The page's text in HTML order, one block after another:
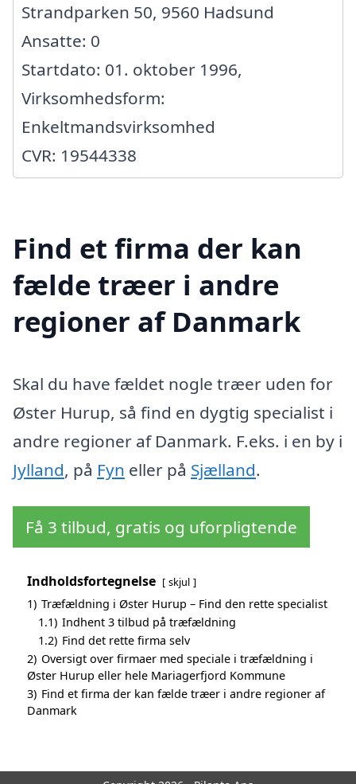
Strandparken 50, 9560 Hadsund
Ansatte: 0
Startdato: 01. oktober 1996,
Virksomhedsform:
Enkeltmandsvirksomhed
CVR: 19544338
Find et firma der kan
fælde træer i andre
regioner af Danmark
Skal du have fældet nogle træer uden for
Øster Hurup, så find en dygtig specialist i
andre regioner af Danmark. F.eks. i en by i
Jylland, på Fyn eller på Sjælland.
Få 3 tilbud, gratis og uforpligtende
Indholdsfortegnelse skjul
1) Træfældning i Øster Hurup – Find den rette specialist
1.1) Indhent 3 tilbud på træfældning
1.2) Find det rette firma selv
2) Oversigt over firmaer med speciale i træfældning i
Øster Hurup eller hele Mariagerfjord Kommune
3) Find et firma der kan fælde træer i andre regioner af
Danmark